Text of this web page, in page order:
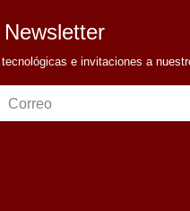
e invitaciones a
Correo